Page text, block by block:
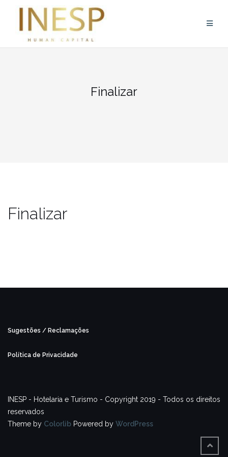
content
Finalizar
Finalizar
Sugestões / Reclamações
Política de Privacidade
INESP - Hotelaria e Turismo - Copyright 2019 - Todos os direitos
reservados
Theme by Colorlib Powered by WordPress